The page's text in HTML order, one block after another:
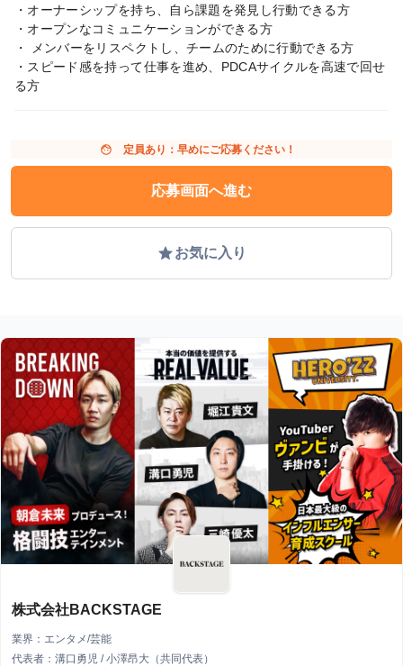
・オーナーシップを持ち、自ら課題を発見し行動できる方
・オープンなコミュニケーションができる方
・ メンバーをリスペクトし、チームのために行動できる方
・スピード感を持って仕事を進め、PDCAサイクルを高速で回せ
る方
face 定員あり：早めにご応募ください！
応募画面へ進む
gradeお気に入り
株式会社BACKSTAGE
業界：エンタメ/芸能
代表者：溝口勇児 / 小澤昂大（共同代表）